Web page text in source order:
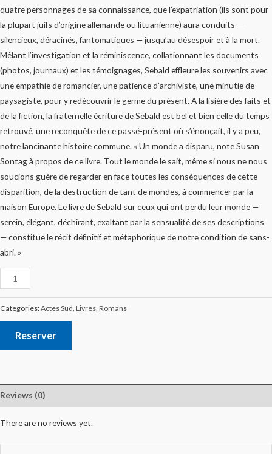
quatre personnages de sa connaissance, que l’expatriation (ils sont pour
la plupart juifs d’origine allemande ou lituanienne) aura conduits —
silencieux, déracinés, fantomatiques — jusqu’au désespoir et à la mort.
Mêlant l’investigation et la réminiscence, collationnant les documents
(photos, journaux) et les témoignages, Sebald effleure les souvenirs avec
une empathie de romancier, une patience d’archiviste, une minutie de
paysagiste, pour y redécouvrir le germe du présent. A la lisière des faits et
de la fiction, la fraternelle écriture de Sebald est bel et bien celle du temps
retrouvé, une reconquête de ce passé-présent où s’énonçait, il y a peu,
notre lancinante histoire commune. « Un monde a disparu, note Susan
Sontag à propos de ce livre. Tout le monde le sait, même si nous ne nous
soucions guère de regarder en face toutes les conséquences de cette
disparition, de la destruction de tant de mondes, à commencer par la
maison Europe. Le livre de Sebald sur ceux qui ont perdu leur monde —
serein, élégant, déchirant, exaltant par la sensualité de ses descriptions
— constitue le récit définitif et métaphorique de notre condition de sans-
abri. »
Categories:Actes Sud, Livres, Romans
Reserver
Reviews (0)
There are no reviews yet.